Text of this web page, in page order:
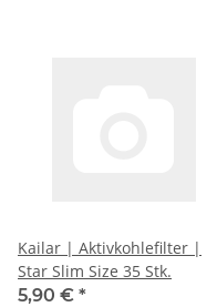
Kailar | Aktivkohlefilter |
Star Slim Size 35 Stk.
5,90 € *